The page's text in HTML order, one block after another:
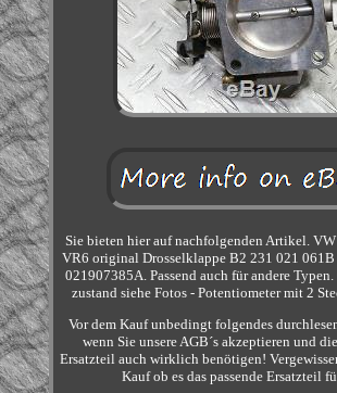
Sie bieten hier auf nachfolgenden Artikel.
VR6 original Drosselklappe B2 231 021
021907385A. Passend auch für andere Typen.
zustand siehe Fotos - Potentiometer mit 2
Vor dem Kauf unbedingt folgendes
wenn Sie unsere AGB´s akzeptieren und
Ersatzteil auch wirklich benötigen!
Kauf ob es das passende Ersatzteil